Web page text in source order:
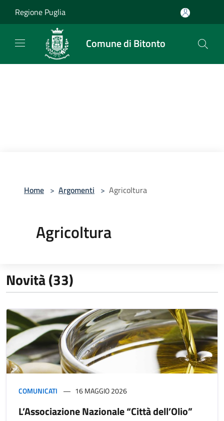
Regione Puglia
Comune di Bitonto
Home > Argomenti > Agricoltura
Agricoltura
Novità (33)
COMUNICATI 16 MAGGIO 2026
L’Associazione Nazionale “Città dell’Olio”